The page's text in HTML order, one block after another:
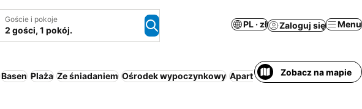
Goście i pokoje
2 gości, 1 pokój.
PL · zł Zaloguj się Menu
Basen Plaża Ze śniadaniem Ośrodek wypoczynkowy Aparthotel Śniadanie i kolacja
Zobacz na mapie